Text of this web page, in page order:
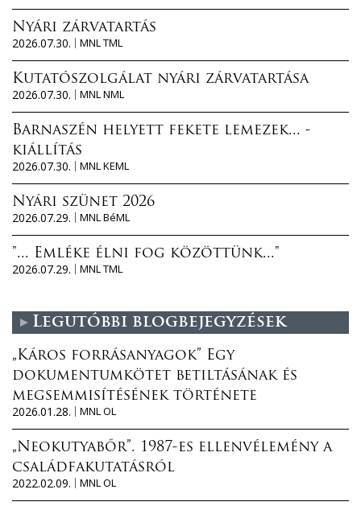
Nyári zárvatartás
2026.07.30.
MNL TML
Kutatószolgálat nyári zárvatartása
2026.07.30.
MNL NML
Barnaszén helyett fekete lemezek... -
kiállítás
2026.07.30.
MNL KEML
Nyári szünet 2026
2026.07.29.
MNL BéML
"... Emléke élni fog közöttünk..."
2026.07.29.
MNL TML
Legutóbbi blogbejegyzések
„Káros forrásanyagok” Egy
dokumentumkötet betiltásának és
megsemmisítésének története
2026.01.28.
MNL OL
„Neokutyabőr”. 1987-es ellenvélemény a
családfakutatásról
2022.02.09.
MNL OL